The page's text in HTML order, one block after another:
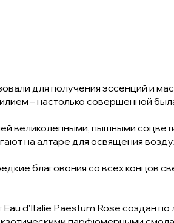
для получения эссенций и
– настолько совершенной
великолепными, пышными
на алтаре для освящения
благовония со всех концов
d'Italie Paestum Rose создан